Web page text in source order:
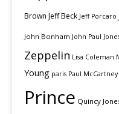
Brown Jeff Beck Jeff Porcaro
John Bonham John Paul
Zeppelin Lisa Coleman
Young paris Paul McCartney
Prince Quincy